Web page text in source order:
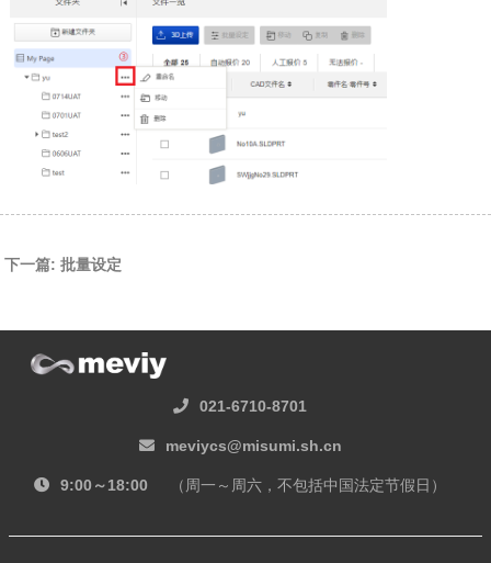
下一篇: 批量设定
021-6710-8701
meviycs@misumi.sh.cn
9:00～18:00 （周一～周六，不包括中国法定节假日）